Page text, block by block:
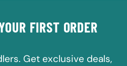
FIRST ORDER
Get exclusive deals,